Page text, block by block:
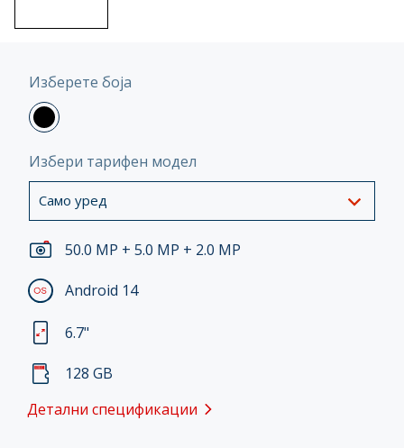
Изберете боја
Избери тарифен модел
Само уред
50.0 MP + 5.0 MP + 2.0 MP
Android 14
6.7"
128 GB
Детални спецификации